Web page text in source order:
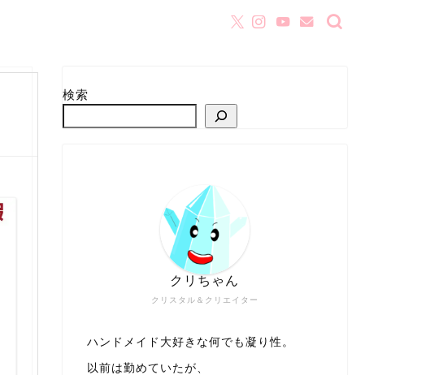
検索
クリスタル＆クリエイター
クリちゃん
ハンドメイド大好きな何でも凝り性。
以前は勤めていたが、